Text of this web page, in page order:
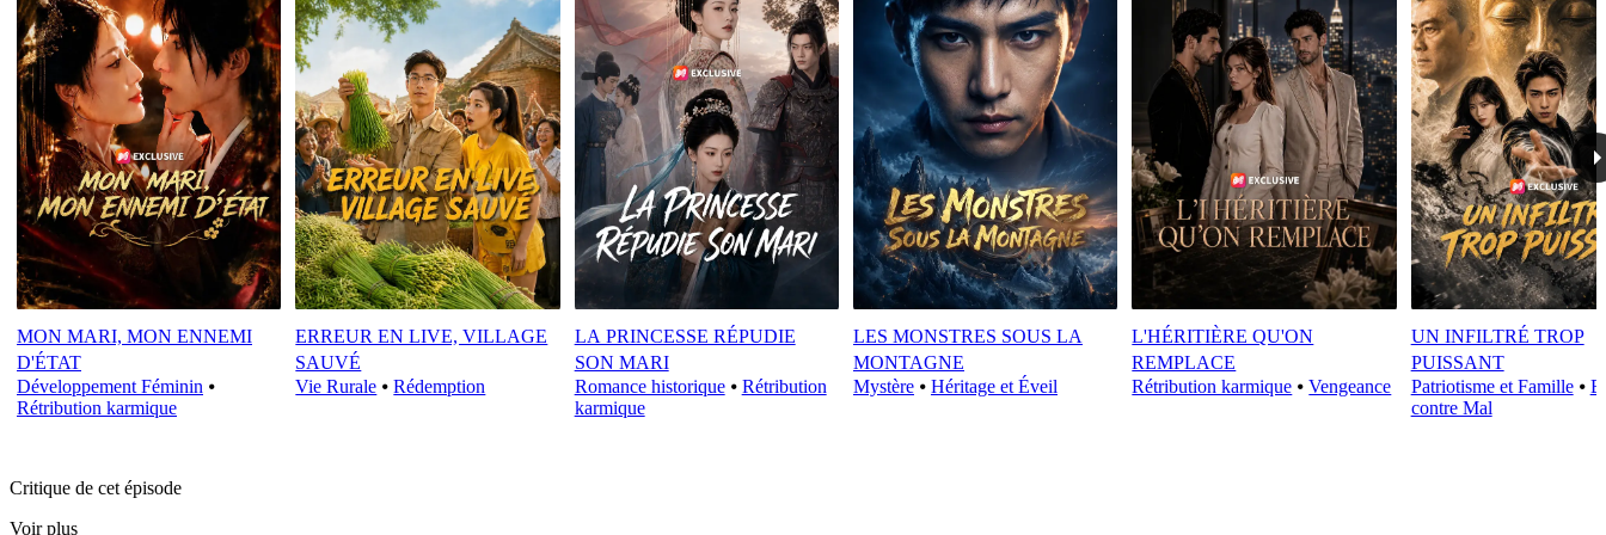
MON MARI, MON ENNEMI
D'ÉTAT
Développement Féminin ⦁
Rétribution karmique
ERREUR EN LIVE, VILLAGE
SAUVÉ
Vie Rurale ⦁Rédemption
LA PRINCESSE RÉPUDIE
SON MARI
Romance historique⦁ Rétribution
karmique
LES MONSTRES SOUS LA
MONTAGNE
Mystère⦁ Héritage et Éveil
L'HÉRITIÈRE QU'ON
REMPLACE
Rétribution karmique ⦁Vengeance
UN INFILTRÉ TROP
PUISSANT
Patriotisme et Famille⦁
contre Mal
Critique de cet épisode
Voir plus